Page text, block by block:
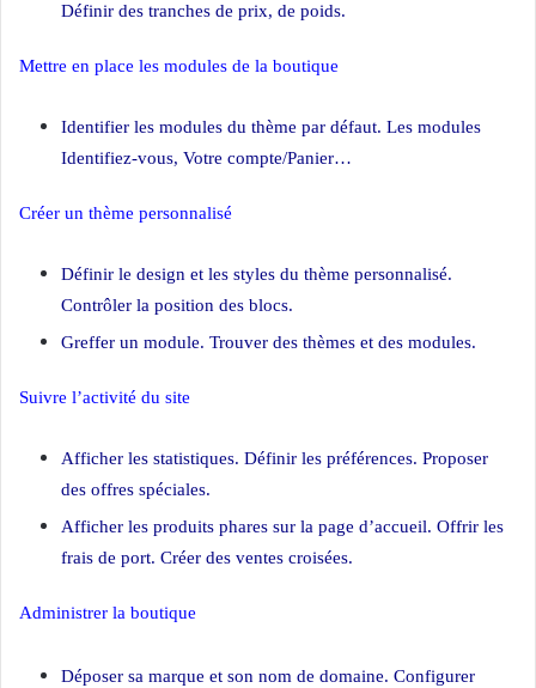
Définir des tranches de prix, de poids.
Mettre en place les modules de la boutique
Identifier les modules du thème par défaut. Les modules
Identifiez-vous, Votre compte/Panier…
Créer un thème personnalisé
Définir le design et les styles du thème personnalisé.
Contrôler la position des blocs.
Greffer un module. Trouver des thèmes et des modules.
Suivre l’activité du site
Afficher les statistiques. Définir les préférences. Proposer
des offres spéciales.
Afficher les produits phares sur la page d’accueil. Offrir les
frais de port. Créer des ventes croisées.
Administrer la boutique
Déposer sa marque et son nom de domaine. Configurer